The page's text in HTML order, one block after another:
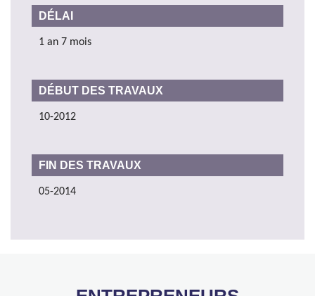
DÉLAI
1 an 7 mois
DÉBUT DES TRAVAUX
10-2012
FIN DES TRAVAUX
05-2014